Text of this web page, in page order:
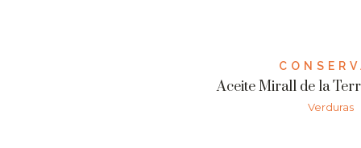
Aceite Mirall de la
Verduras